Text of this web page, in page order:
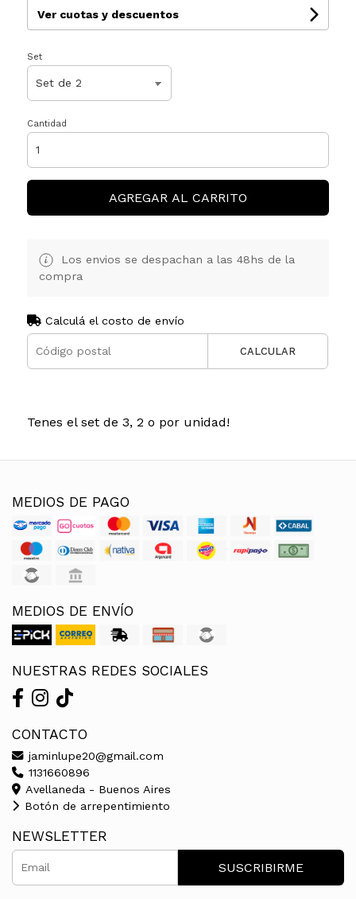
Ver cuotas y descuentos
Set
Cantidad
AGREGAR AL CARRITO
Los envios se despachan a las 48hs de la
compra
Calculá el costo de envío
CALCULAR
Tenes el set de 3, 2 o por unidad!
MEDIOS DE PAGO
MEDIOS DE ENVÍO
NUESTRAS REDES SOCIALES
CONTACTO
jaminlupe20@gmail.com
1131660896
Avellaneda - Buenos Aires
Botón de arrepentimiento
NEWSLETTER
SUSCRIBIRME